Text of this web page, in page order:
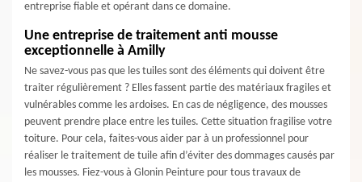
entreprise fiable et opérant dans ce domaine.
Une entreprise de traitement anti mousse
exceptionnelle à Amilly
Ne savez-vous pas que les tuiles sont des éléments qui doivent être
traiter régulièrement ? Elles fassent partie des matériaux fragiles et
vulnérables comme les ardoises. En cas de négligence, des mousses
peuvent prendre place entre les tuiles. Cette situation fragilise votre
toiture. Pour cela, faites-vous aider par à un professionnel pour
réaliser le traitement de tuile afin d’éviter des dommages causés par
les mousses. Fiez-vous à Glonin Peinture pour tous travaux de